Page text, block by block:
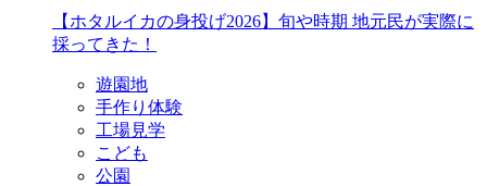
【ホタルイカの身投げ2026】旬や時期 地元民が実際に
採ってきた！
遊園地
手作り体験
工場見学
こども
公園